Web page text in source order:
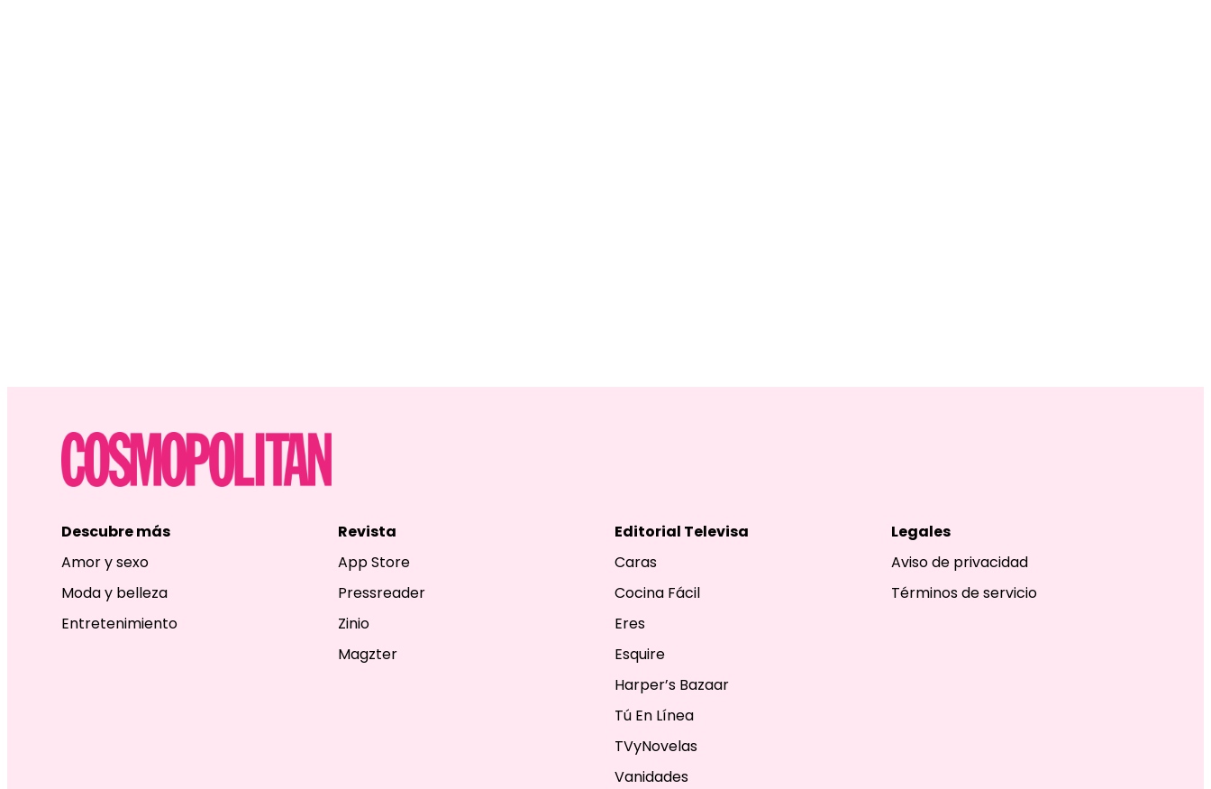
Descubre más
Amor y sexo
Moda y belleza
Entretenimiento
Revista
App Store
Pressreader
Zinio
Magzter
Editorial Televisa
Caras
Cocina Fácil
Eres
Esquire
Harper’s Bazaar
Tú En Línea
TVyNovelas
Vanidades
Legales
Aviso de privacidad
Términos de servicio